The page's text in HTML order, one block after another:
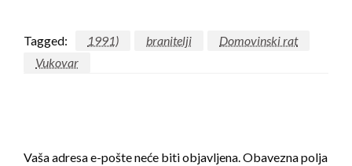
Tagged: 1991) branitelji
Domovinski rat
Vukovar
Vaša adresa e-pošte neće biti objavljena.Obavezna polja